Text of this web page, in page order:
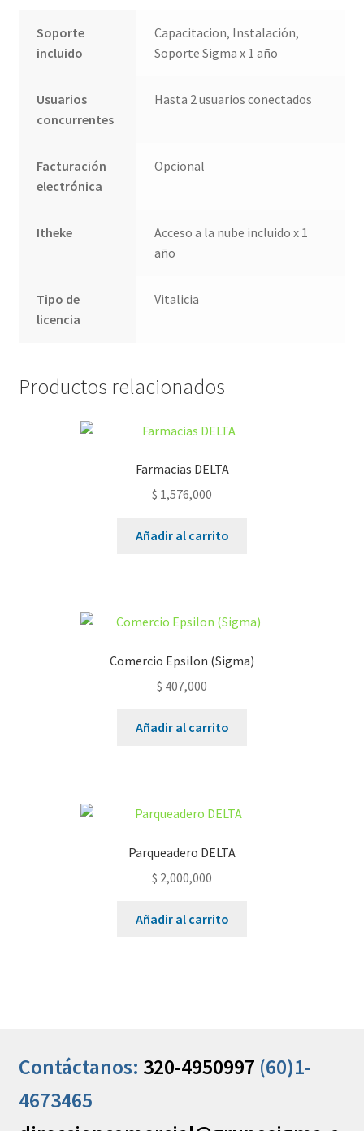
Soporte
incluido
Capacitacion, Instalación,
Soporte Sigma x 1 año
Usuarios
concurrentes
Hasta 2 usuarios conectados
Facturación
electrónica
Opcional
Itheke
Acceso a la nube incluido x 1
año
Tipo de
licencia
Vitalicia
Productos relacionados
Farmacias DELTA
$ 1,576,000
Añadir al carrito
Comercio Epsilon (Sigma)
$ 407,000
Añadir al carrito
Parqueadero DELTA
$ 2,000,000
Añadir al carrito
Contáctanos: 320-4950997 (60)1-
4673465